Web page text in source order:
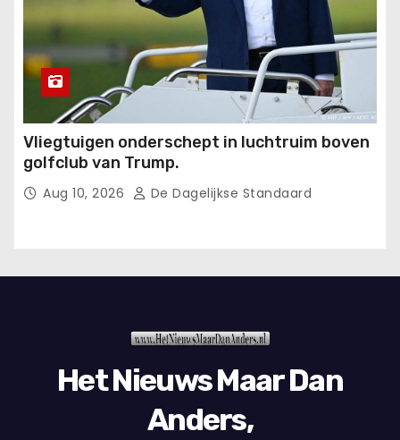
Vliegtuigen onderschept in luchtruim boven
golfclub van Trump.
Aug 10, 2026 De Dagelijkse Standaard
Het Nieuws Maar Dan
Anders,